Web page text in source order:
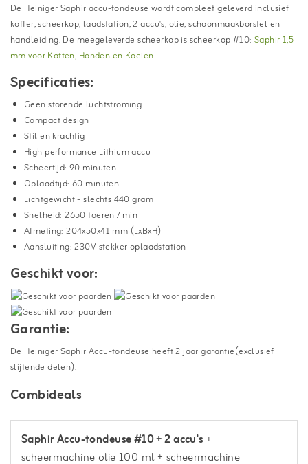
De Heiniger Saphir accu-tondeuse wordt compleet geleverd inclusief
koffer, scheerkop, laadstation, 2 accu's, olie, schoonmaakborstel en
handleiding. De meegeleverde scheerkop is scheerkop #10: Saphir 1,5
mm voor Katten, Honden en Koeien
Specificaties:
Geen storende luchtstroming
Compact design
Stil en krachtig
High performance Lithium accu
Scheertijd: 90 minuten
Oplaadtijd: 60 minuten
Lichtgewicht - slechts 440 gram
Snelheid: 2650 toeren / min
Afmeting: 204x50x41 mm (LxBxH)
Aansluiting: 230V stekker oplaadstation
Geschikt voor:
Garantie:
De Heiniger Saphir Accu-tondeuse heeft 2 jaar garantie(exclusief
slijtende delen).
Combideals
Saphir Accu-tondeuse #10 + 2 accu's+
scheermachine olie 100 ml+ scheermachine